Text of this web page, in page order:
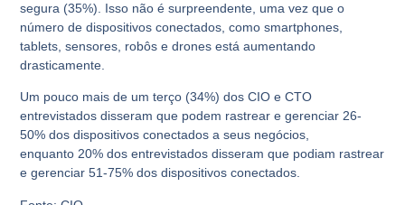
segura (35%). Isso não é surpreendente, uma vez que o
número de dispositivos conectados, como smartphones,
tablets, sensores, robôs e drones está aumentando
drasticamente.
Um pouco mais de um terço (34%) dos CIO e CTO
entrevistados disseram que podem rastrear e gerenciar26-
50% dos dispositivos conectados a seus negócios,
enquanto20% dos entrevistados disseram que podiam rastrear
e gerenciar51-75% dos dispositivos conectados.